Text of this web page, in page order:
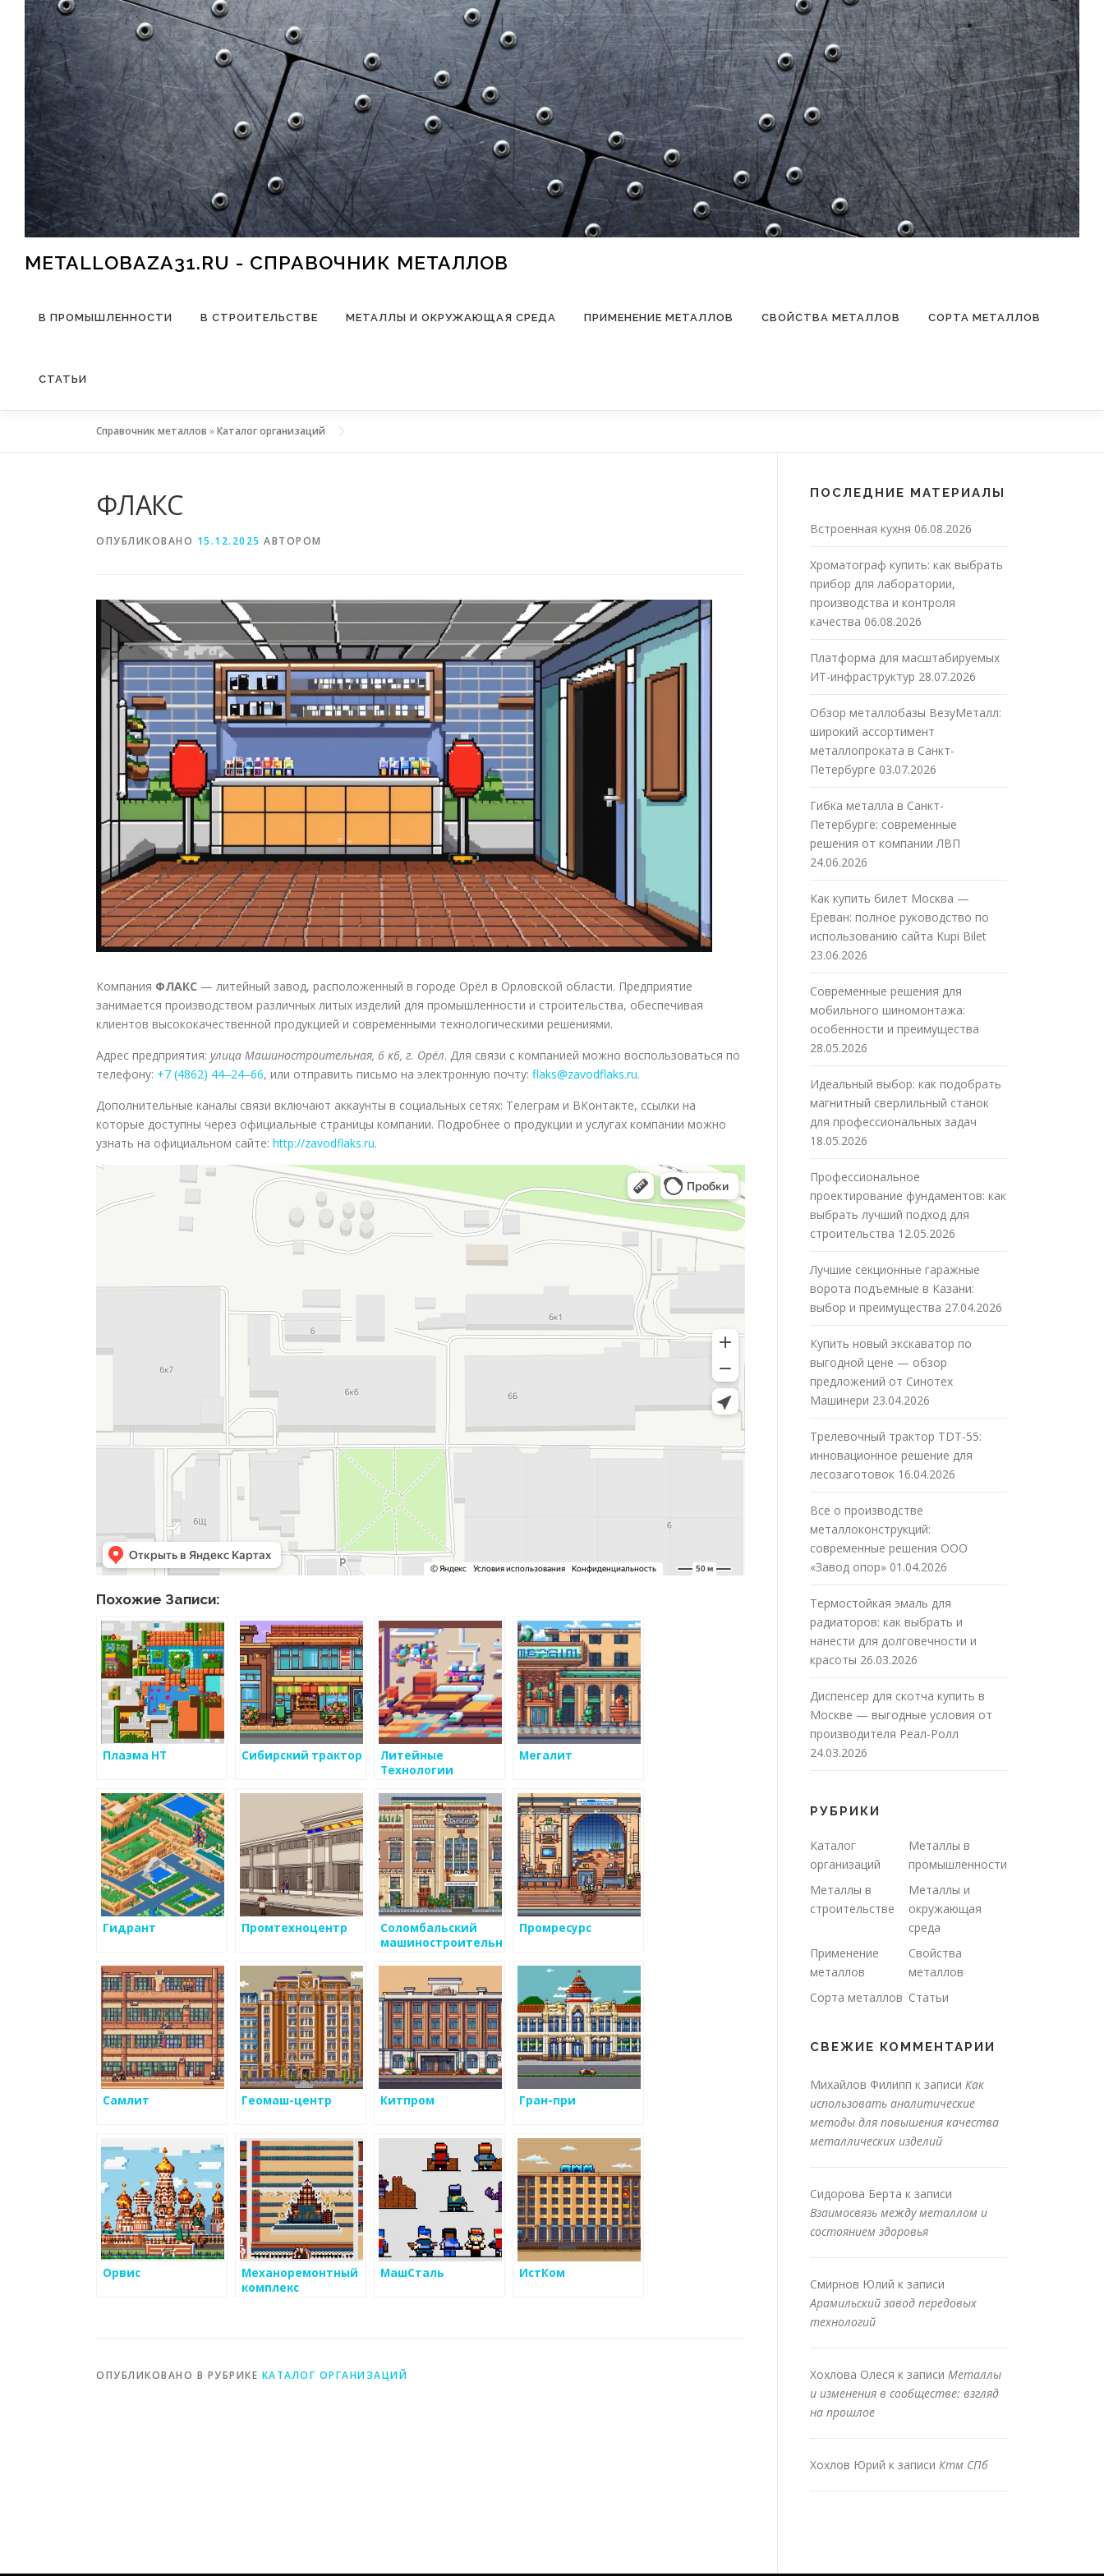
Перейти к содержимому
METALLOBAZA31.RU - СПРАВОЧНИК МЕТАЛЛОВ
В ПРОМЫШЛЕННОСТИ В СТРОИТЕЛЬСТВЕ МЕТАЛЛЫ И ОКРУЖАЮЩАЯ СРЕДА ПРИМЕНЕНИЕ МЕТАЛЛОВ СВОЙСТВА МЕТАЛЛОВ СОРТА МЕТАЛЛОВ
СТАТЬИ
Справочник металлов »Каталог организаций
ФЛАКС
ОПУБЛИКОВАНО 15.12.2025 АВТОРОМ
Компания ФЛАКС — литейный завод, расположенный в городе Орёл в Орловской области. Предприятие
занимается производством различных литых изделий для промышленности и строительства, обеспечивая
клиентов высококачественной продукцией и современными технологическими решениями.
Адрес предприятия: улица Машиностроительная, 6 к6, г. Орёл. Для связи с компанией можно воспользоваться по
телефону: +7 (4862) 44‒24‒66, или отправить письмо на электронную почту: flaks@zavodflaks.ru.
Дополнительные каналы связи включают аккаунты в социальных сетях: Телеграм и ВКонтакте, ссылки на
которые доступны через официальные страницы компании. Подробнее о продукции и услугах компании можно
узнать на официальном сайте: http://zavodflaks.ru.
Похожие Записи:
Плазма НТ Сибирский трактор
Литейные
Технологии
Мегалит
Гидрант Промтехноцентр
Соломбальский
машиностроительный
Промресурс
Самлит Геомаш-центр Китпром Гран-при
Орвис
Механоремонтный
комплекс
МашСталь ИстКом
ОПУБЛИКОВАНО В РУБРИКЕ КАТАЛОГ ОРГАНИЗАЦИЙ
ПОСЛЕДНИЕ МАТЕРИАЛЫ
Встроенная кухня 06.08.2026
Хроматограф купить: как выбрать
прибор для лаборатории,
производства и контроля
качества 06.08.2026
Платформа для масштабируемых
ИТ-инфраструктур 28.07.2026
Обзор металлобазы ВезуМеталл:
широкий ассортимент
металлопроката в Санкт-
Петербурге 03.07.2026
Гибка металла в Санкт-
Петербурге: современные
решения от компании ЛВП
24.06.2026
Как купить билет Москва —
Ереван: полное руководство по
использованию сайта Kupi Bilet
23.06.2026
Современные решения для
мобильного шиномонтажа:
особенности и преимущества
28.05.2026
Идеальный выбор: как подобрать
магнитный сверлильный станок
для профессиональных задач
18.05.2026
Профессиональное
проектирование фундаментов: как
выбрать лучший подход для
строительства 12.05.2026
Лучшие секционные гаражные
ворота подъемные в Казани:
выбор и преимущества 27.04.2026
Купить новый экскаватор по
выгодной цене — обзор
предложений от Синотех
Машинери 23.04.2026
Трелевочный трактор TDT-55:
инновационное решение для
лесозаготовок 16.04.2026
Все о производстве
металлоконструкций:
современные решения ООО
«Завод опор» 01.04.2026
Термостойкая эмаль для
радиаторов: как выбрать и
нанести для долговечности и
красоты 26.03.2026
Диспенсер для скотча купить в
Москве — выгодные условия от
производителя Реал-Ролл
24.03.2026
РУБРИКИ
Каталог
организаций
Металлы в
промышленности
Металлы в
строительстве
Металлы и
окружающая
среда
Применение
металлов
Свойства
металлов
Сорта металлов Статьи
СВЕЖИЕ КОММЕНТАРИИ
Михайлов Филипп к записи Как
использовать аналитические
методы для повышения качества
металлических изделий
Сидорова Берта к записи
Взаимосвязь между металлом и
состоянием здоровья
Смирнов Юлий к записи
Арамильский завод передовых
технологий
Хохлова Олеся к записи Металлы
и изменения в сообществе: взгляд
на прошлое
Хохлов Юрий к записи Ктм СПб